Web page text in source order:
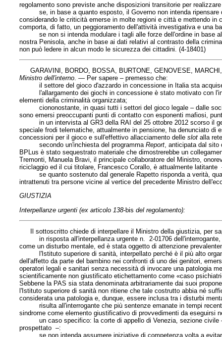
regolamento sono previste anche disposizioni transitorie per
se, in base a quanto esposto, il Governo non intenda ripensare
considerando le criticità emerse in molte regioni e città e mettendo
comporta, di fatto, un peggioramento dell'attività investigativa e una
se non si intenda modulare i tagli alle forze dell'ordine in base al
nostra Penisola, anche in base ai dati relativi al contrasto della
non può ledere in alcun modo le sicurezza dei cittadini. (4-18401)
GARAVINI, BORDO, BOSSA, BURTONE, GENOVESE,
Ministro dell'interno. — Per sapere – premesso che:
il settore del gioco d'azzardo in concessione in Italia sta
l'allargamento dei giochi in concessione è stato motivato con
elementi della criminalità organizzata;
ciononostante, in quasi tutti i settori del gioco legale – dalle
sono emersi preoccupanti punti di contatto con esponenti mafiosi,
in un intervista al GR3 della RAI del 25 ottobre 2012 scorso il
speciale frodi telematiche, attualmente in pensione, ha denunciato
concessioni per il gioco e sull'effettivo allacciamento delleslot alla
secondo un'inchiesta del programmaReport, anticipata dal sito
BPLus è stato sequestrato materiale che dimostrerebbe un
Tremonti, Manuela Bravi, il principale collaboratore del Ministro,
riciclaggio ed il cui titolare, Francesco Corallo, è attualmente latitante
se quanto sostenuto dal generale Rapetto risponda a verità,
intrattenuti tra persone vicine al vertice del precedente Ministro
GIUSTIZIA
Interpellanze urgenti (ex articolo 138-bis del regolamento):
Il sottoscritto chiede di interpellareil Ministro della giustizia, per
in risposta all'interpellanza urgente n. 2-01706 dell'interrogante,
come un disturbo mentale, ed è stata oggetto di attenzione
l'Istituto superiore di sanità, interpellato perché è il più alto
dell'affetto da parte del bambino nei confronti di uno dei genitori,
operatori legali e sanitari senza necessità di invocare una patologia
scientificamente non giustificato etichettamento come «caso
Sebbene la PAS sia stata denominata arbitrariamente dai suoi
l'Istituto superiore di sanità non ritiene che tale costrutto abbia né
considerata una patologia e, dunque, essere inclusa tra i disturbi
risulta all'interrogante che più sentenze emanate in tempi recenti
sindrome come elemento giustificativo di provvedimenti da eseguirsi
un caso specifico: la corte di appello di Venezia, sezione civile –
prospettato –:
se non intenda assumere iniziative di competenza volta a